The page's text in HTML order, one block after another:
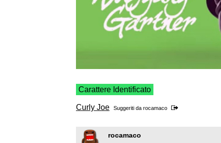
Carattere Identificato
Curly Joe Suggeriti da rocamaco
rocamaco